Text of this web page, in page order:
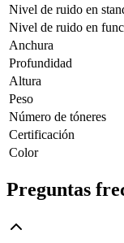
Nivel de ruido en
Nivel de ruido en
Anchura
Profundidad
Altura
Peso
Número de tóneres
Certificación
Color
Preguntas